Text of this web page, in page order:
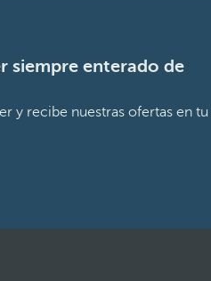
siempre enterado de
y recibe nuestras ofertas en tu